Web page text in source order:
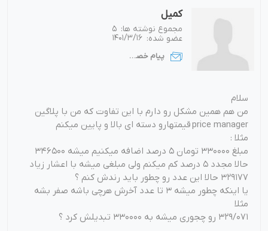
کمیل
مجموع نوشته ها: 5
عضو شده: 1401/3/16
پیام خصوصی
سلام
من هم همین مشکل رو دارم با این تفاوت که من با پلاگین
price manager قیمتهارو دسته ای بالا و پایین میکنم
مثلا :
مبلغ 330000 تومان 5 درصد اضافه میکنیم میشه 346500
حالا مجدد 5 درصد کم میکنم ولی مبلغی میشه با اعشار زیاد
329177 حالا این عدد رو چطور باید رندش کنم ؟
یا اینکه چطور میشه 3 تا عدد آخرش هرچی باشه صفر بشه
مثلا
329/071 رو چجوری میشه به 330000 تبدیلش کرد ؟